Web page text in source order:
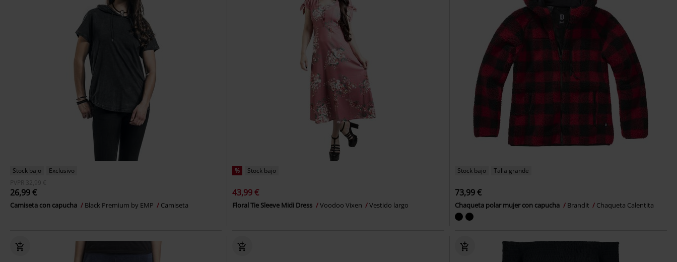
Stock bajo
Exclusivo
PVPR 32,99 €
26,99 €
Camiseta con capucha Black Premium by EMP Camiseta
% Stock bajo
43,99 €
Floral Tie Sleeve Midi Dress Voodoo Vixen Vestido largo
Stock bajo Talla grande
73,99 €
Chaqueta polar mujer con capucha Brandit Chaqueta Calentita